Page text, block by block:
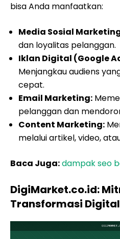
bisa Anda manfaatkan:
Media Sosial
dan loyalitas pelanggan.
Iklan Digital (Google
Menjangkau audiens
cepat.
Email Marketing:
pelanggan dan
Content Marketing:
melalui artikel, video,
Baca Juga:dampak seo
DigiMarket.co.id:
Transformasi